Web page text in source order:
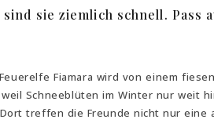
sie ziemlich schnell. Pass
Fiamara wird von einem
Schneeblüten im Winter nur weit
treffen die Freunde nicht nur